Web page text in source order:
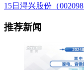
15日浔兴股份（
推荐新闻